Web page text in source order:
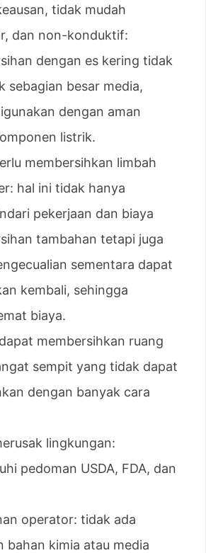
tidak mudah
dan non-konduktif:
dengan es kering tidak
sebagian besar media,
dengan aman
listrik.
membersihkan limbah
hal ini tidak hanya
pekerjaan dan biaya
tambahan tetapi juga
sementara dapat
kembali, sehingga
biaya.
membersihkan ruang
sempit yang tidak dapat
dengan banyak cara
lingkungan:
pedoman USDA, FDA, dan
operator: tidak ada
bahan kimia atau media